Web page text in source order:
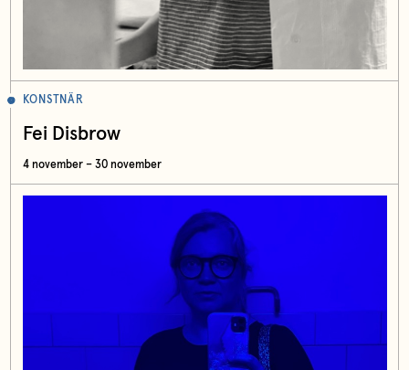
KONSTNÄR
Fei Disbrow
4 november – 30 november